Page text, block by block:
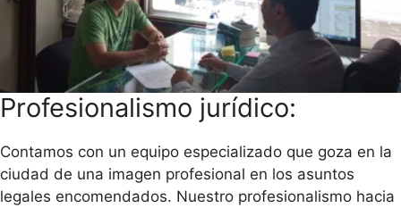
Profesionalismo jurídico:
Contamos con un equipo especializado que goza en la
ciudad de una imagen profesional en los asuntos
legales encomendados. Nuestro profesionalismo hacia